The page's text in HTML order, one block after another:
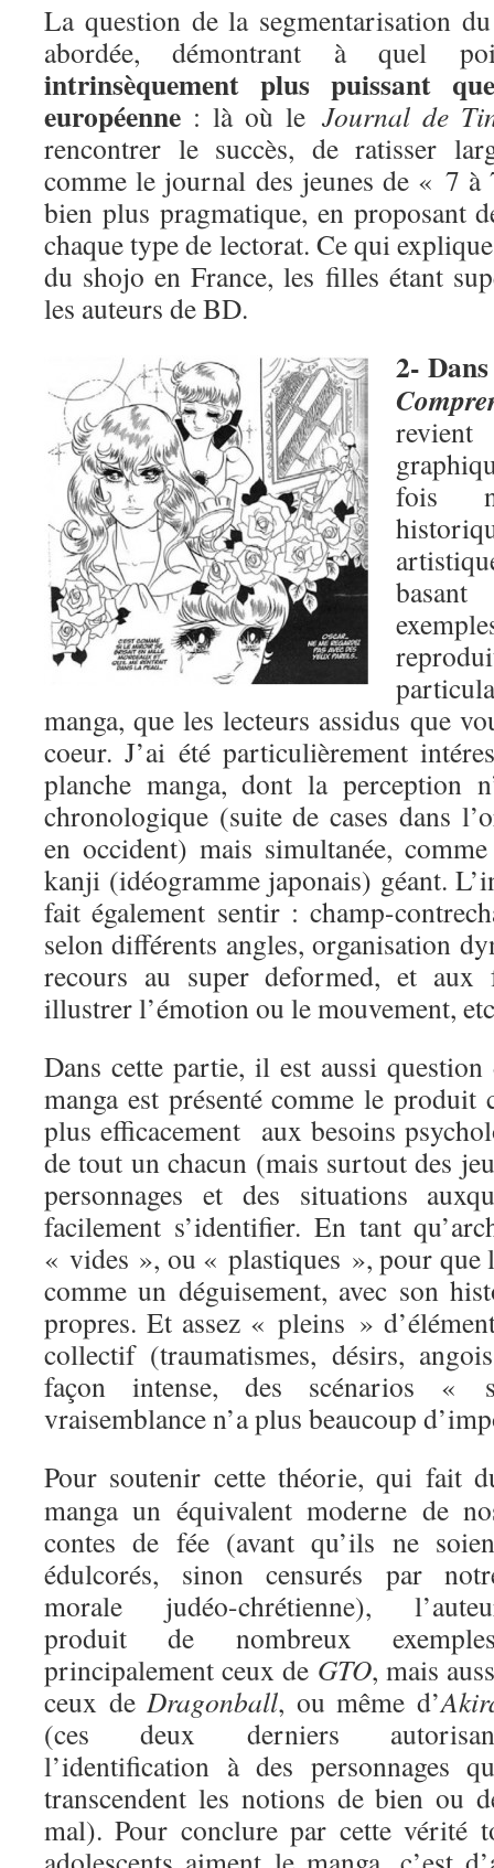
La question de la segmentarisation
abordée, démontrant à quel
intrinsèquement plus puissant
européenne : là où le Journal de
rencontrer le succès, de ratisser
comme le journal des jeunes de « 7 à
bien plus pragmatique, en proposant
chaque type de lectorat. Ce qui
du shojo en France, les filles étant
les auteurs de BD.
2-
fois
manga, que les lecteurs assidus que
coeur. J’ai été particulièrement
planche manga, dont la perception
chronologique (suite de cases dans
en occident) mais simultanée,
kanji (idéogramme japonais) géant.
fait également sentir : champ-
selon différents angles, organisation
recours au super deformed, et aux
illustrer l’émotion ou le mouvement,
Dans cette partie, il est aussi
manga est présenté comme le
plus efficacement aux besoins
de tout un chacun (mais surtout des
personnages et des situations
facilement s’identifier. En tant
« vides », ou « plastiques », pour que
comme un déguisement, avec son
propres. Et assez « pleins »
collectif (traumatismes, désirs,
façon intense, des scénarios «
vraisemblance n’a plus beaucoup
Pour soutenir cette théorie, qui fait
manga un équivalent moderne de
contes de fée (avant qu’ils ne
édulcorés, sinon censurés par
morale judéo-chrétienne),
produit de nombreux
principalement ceux de GTO, mais
ceux deDragonball, ou même d’
(ces deux derniers
l’identification à des personnages
transcendent les notions de bien ou
mal). Pour conclure par cette vérité